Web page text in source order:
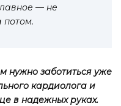
— не
потом.
нужно заботиться уже
кардиолога и
в надежных руках.